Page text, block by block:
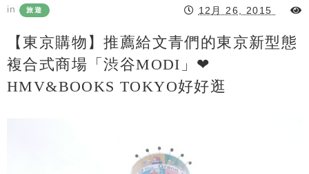
in 旅遊 12月 26, 2015
【東京購物】推薦給文青們的東京新型態
複合式商場「渋谷MODI」❤
HMV&BOOKS TOKYO好好逛